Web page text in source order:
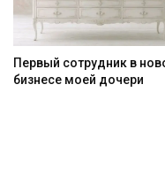
Первый сотрудник в
бизнесе моей дочери